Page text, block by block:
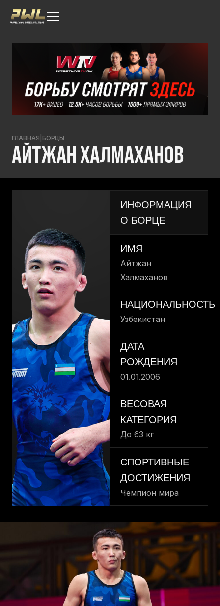
ГЛАВНАЯ БОРЦЫ
АЙТЖАН ХАЛМАХАНОВ
ИНФОРМАЦИЯ
О БОРЦЕ
ИМЯ
Айтжан
Халмаханов
НАЦИОНАЛЬНОСТЬ
Узбекистан
ДАТА
РОЖДЕНИЯ
01.01.2006
ВЕСОВАЯ
КАТЕГОРИЯ
До 63 кг
СПОРТИВНЫЕ
ДОСТИЖЕНИЯ
Чемпион мира